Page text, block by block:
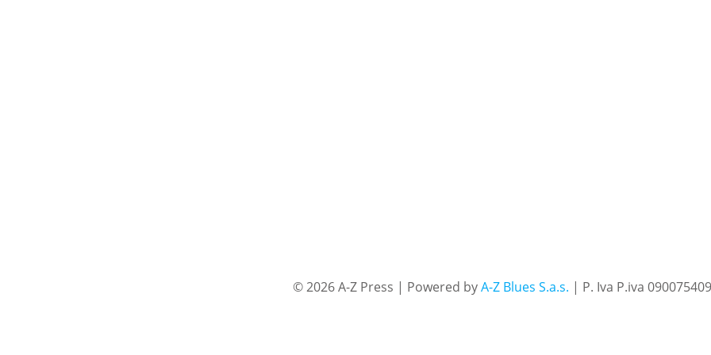
© 2026 A-Z Press | Powered byA-Z Blues S.a.s. | P. Iva P.iva